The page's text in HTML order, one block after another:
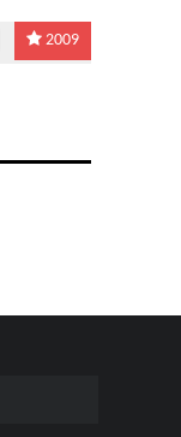
2009